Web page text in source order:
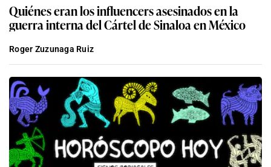
Quiénes eran los influencers asesinados en la
guerra interna del Cártel de Sinaloa en México
Roger Zuzunaga Ruiz